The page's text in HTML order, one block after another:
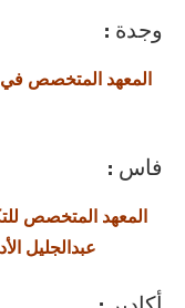
وجدة :
المعهد المتخصص في
فاس :
عبدالجليل